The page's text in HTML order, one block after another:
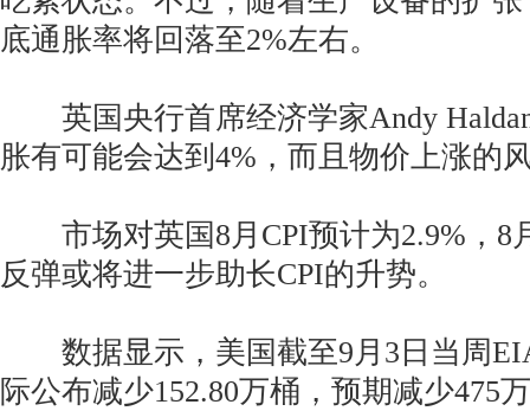
底通胀率将回落至2%左右。
英国央行首席经济学家Andy
胀有可能会达到4%，而且物价上涨的
市场对英国8月CPI预计为2.9%，8
反弹或将进一步助长CPI的升势。
数据显示，美国截至9月3日当周
际公布减少152.80万桶，预期减少475